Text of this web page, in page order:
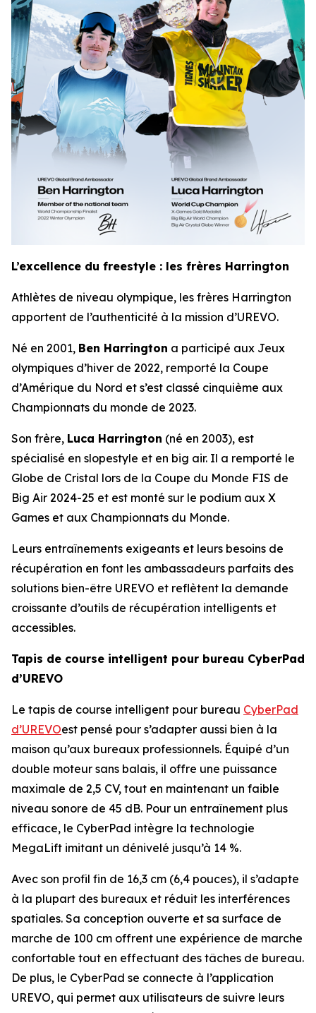
L’excellence du freestyle : les frères Harrington
Athlètes de niveau olympique, les frères Harrington
apportent de l’authenticité à la mission d’UREVO.
Né en 2001, Ben Harrington a participé aux Jeux
olympiques d’hiver de 2022, remporté la Coupe
d’Amérique du Nord et s’est classé cinquième aux
Championnats du monde de 2023.
Son frère, Luca Harrington (né en 2003), est
spécialisé en slopestyle et en big air. Il a remporté le
Globe de Cristal lors de la Coupe du Monde FIS de
Big Air 2024-25 et est monté sur le podium aux X
Games et aux Championnats du Monde.
Leurs entraînements exigeants et leurs besoins de
récupération en font les ambassadeurs parfaits des
solutions bien-être UREVO et reflètent la demande
croissante d’outils de récupération intelligents et
accessibles.
Tapis de course intelligent pour bureau CyberPad
d’UREVO
Le tapis de course intelligent pour bureau CyberPad
d’UREVOest pensé pour s’adapter aussi bien à la
maison qu’aux bureaux professionnels. Équipé d’un
double moteur sans balais, il offre une puissance
maximale de 2,5 CV, tout en maintenant un faible
niveau sonore de 45 dB. Pour un entraînement plus
efficace, le CyberPad intègre la technologie
MegaLift imitant un dénivelé jusqu’à 14 %.
Avec son profil fin de 16,3 cm (6,4 pouces), il s’adapte
à la plupart des bureaux et réduit les interférences
spatiales. Sa conception ouverte et sa surface de
marche de 100 cm offrent une expérience de marche
confortable tout en effectuant des tâches de bureau.
De plus, le CyberPad se connecte à l’application
UREVO, qui permet aux utilisateurs de suivre leurs